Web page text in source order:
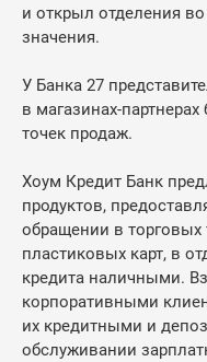
и открыл отделения
значения.
У Банка 27
в магазинах-
точек продаж.
Хоум Кредит Банк
продуктов,
обращении в торговых
пластиковых карт, в
кредита наличными.
корпоративными
их кредитными и
обслуживании